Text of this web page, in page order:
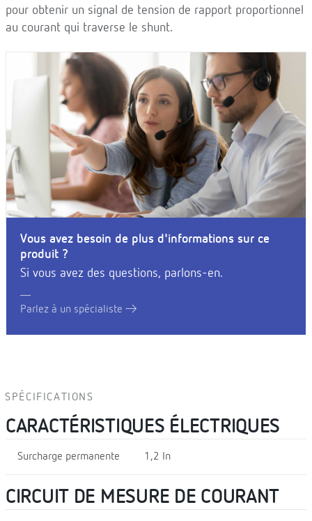
pour obtenir un signal de tension de rapport proportionnel
au courant qui traverse le shunt.
Vous avez besoin de plus d'informations sur ce
produit ?
Si vous avez des questions, parlons-en.
Parlez à un spécialiste
SPÉCIFICATIONS
CARACTÉRISTIQUES ÉLECTRIQUES
Surcharge permanente 1,2 In
CIRCUIT DE MESURE DE COURANT